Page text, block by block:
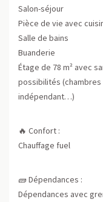
Salon-séjour
Pièce de vie avec
Salle de bains
Buanderie
Étage de 78 m² avec
possibilités
indépendant…)
🔥 Confort :
Chauffage fuel
🧱 Dépendances :
Dépendances avec